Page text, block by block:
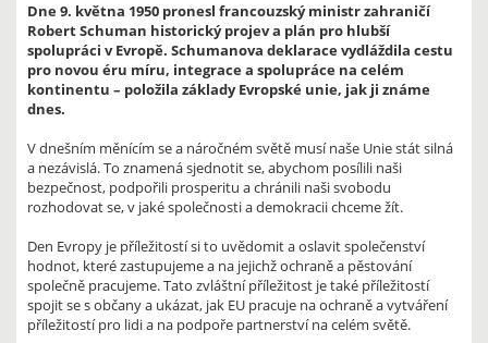
Dne 9. května 1950 pronesl francouzský ministr zahraničí
Robert Schuman historický projev a plán pro hlubší
spolupráci v Evropě. Schumanova deklarace vydláždila cestu
pro novou éru míru, integrace a spolupráce na celém
kontinentu – položila základy Evropské unie, jak ji známe
dnes.
V dnešním měnícím se a náročném světě musí naše Unie stát silná
a nezávislá. To znamená sjednotit se, abychom posílili naši
bezpečnost, podpořili prosperitu a chránili naši svobodu
rozhodovat se, v jaké společnosti a demokracii chceme žít.
Den Evropy je příležitostí si to uvědomit a oslavit společenství
hodnot, které zastupujeme a na jejichž ochraně a pěstování
společně pracujeme. Tato zvláštní příležitost je také příležitostí
spojit se s občany a ukázat, jak EU pracuje na ochraně a vytváření
příležitostí pro lidi a na podpoře partnerství na celém světě.